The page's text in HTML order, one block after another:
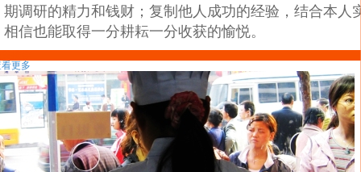
期调研的精力和钱财；复制他人成功的经验，结合本人
相信也能取得一分耕耘一分收获的愉悦。
更多